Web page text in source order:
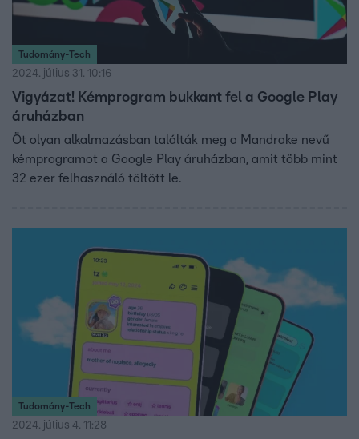
Tudomány-Tech
2024. július 31. 10:16
Vigyázat! Kémprogram bukkant fel a Google Play
áruházban
Öt olyan alkalmazásban találták meg a Mandrake nevű
kémprogramot a Google Play áruházban, amit több mint
32 ezer felhasználó töltött le.
Tudomány-Tech
2024. július 4. 11:28